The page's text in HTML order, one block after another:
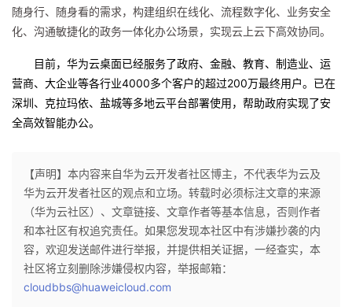
随身行、随身看的需求，构建组织在线化、流程数字化、业务安全
化、沟通敏捷化的政务一体化办公场景，实现云上云下高效协同。
目前，华为云桌面已经服务了政府、金融、教育、制造业、运
营商、大企业等各行业4000多个客户的超过200 万最终用户。已在
深圳、克拉玛依、盐城等多地云平台部署使用，帮助政府实现了安
全高效智能办公。
【声明】本内容来自华为云开发者社区博主，不代表华为云及
华为云开发者社区的观点和立场。转载时必须标注文章的来源
（华为云社区）、文章链接、文章作者等基本信息，否则作者
和本社区有权追究责任。如果您发现本社区中有涉嫌抄袭的内
容，欢迎发送邮件进行举报，并提供相关证据，一经查实，本
社区将立刻删除涉嫌侵权内容，举报邮箱：
cloudbbs@huaweicloud.com